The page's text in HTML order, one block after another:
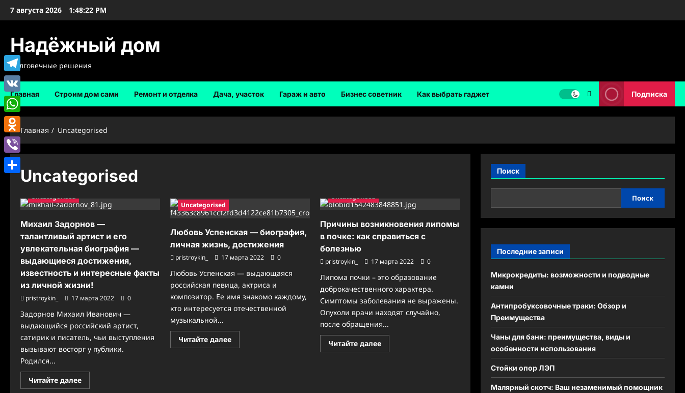
Перейти
7 августа 2026 1:48:23 PM
Надёжный дом
Долговечные решения
Главная Строим дом сами Ремонт и отделка Дача, участок Гараж и авто Бизнес советник Как выбрать гаджет Подписка
Главная Uncategorised
Uncategorised
Uncategorised
Михаил Задорнов —
талантливый артист и его
увлекательная биография —
выдающиеся достижения,
известность и интересные факты
из личной жизни!
pristroykin_ 17 марта 2022 0
Задорнов Михаил Иванович —
выдающийся российский артист,
сатирик и писатель, чьи выступления
вызывают восторг у публики.
Родился...
Читайте далееПрочитать
больше
Uncategorised
Любовь Успенская — биография,
личная жизнь, достижения
pristroykin_ 17 марта 2022 0
Любовь Успенская — выдающаяся
российская певица, актриса и
композитор. Ее имя знакомо каждому,
кто интересуется отечественной
музыкальной...
Читайте далееПрочитать
больше
Uncategorised
Причины возникновения липомы
в почке: как справиться с
болезнью
pristroykin_ 17 марта 2022 0
Липома почки – это образование
доброкачественного характера.
Симптомы заболевания не выражены.
Опухоли врачи находят случайно,
после обращения...
Читайте далееПрочитать
больше
Поиск
Поиск
Последние записи
Микрокредиты: возможности и подводные
камни
Антипробуксовочные траки: Обзор и
Преимущества
Чаны для бани: преимущества, виды и
особенности использования
Стойки опор ЛЭП
Малярный скотч: Ваш незаменимый помощник
Telegram
VK
WhatsApp
Odnoklassniki
Viber
Отправить